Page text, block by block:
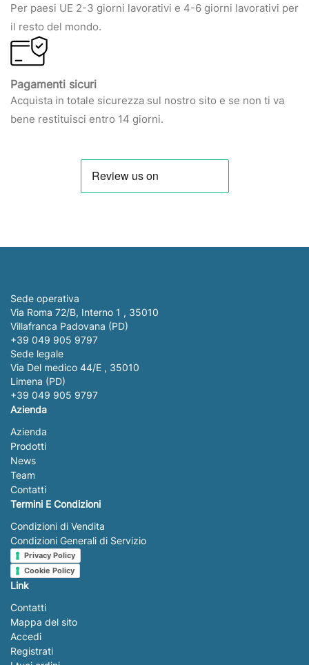
Per paesi UE 2-3 giorni lavorativi e 4-6 giorni lavorativi per
il resto del mondo.
Pagamenti sicuri
Acquista in totale sicurezza sul nostro sito e se non ti va
bene restituisci entro 14 giorni.
Sede operativa
Via Roma 72/B, Interno 1 , 35010
Villafranca Padovana (PD)
+39 049 905 9797
Sede legale
Via Del medico 44/E , 35010
Limena (PD)
+39 049 905 9797
Azienda
Azienda
Prodotti
News
Team
Contatti
Termini E Condizioni
Condizioni di Vendita
Condizioni Generali di Servizio
Privacy Policy
Cookie Policy
Link
Contatti
Mappa del sito
Accedi
Registrati